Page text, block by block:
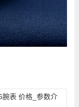
腕表 价格_参数介